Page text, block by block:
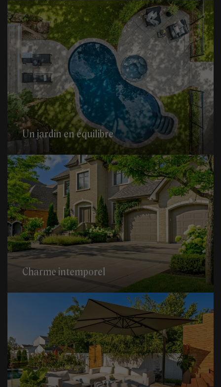
Un jardin en équilibre
Charme intemporel